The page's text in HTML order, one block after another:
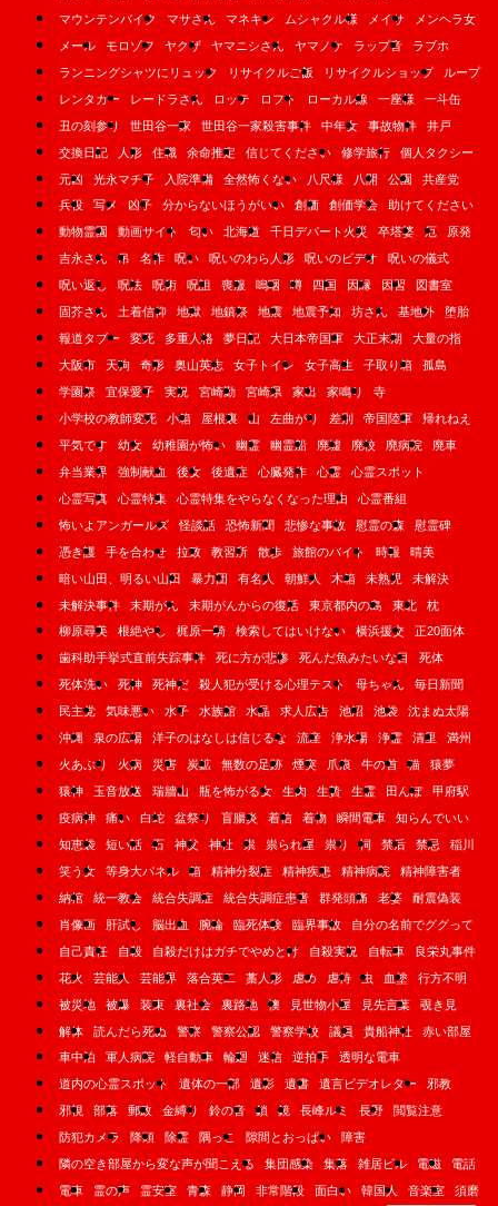
マウンテンバイク
マサさん マネキン ムシャクル様 メイサ
メンヘラ女
メール
モロゾフ ヤクザ ヤマニシさん ヤマノケ ラップ音
ラブホ
ランニングシャツにリュック
リサイクルご飯 リサイクルショップ
ループ
レンタカー
レードラさん ロッテ ロフト ローカル線 一座様
一斗缶
丑の刻参り
世田谷一家 世田谷一家殺害事件 中年女 事故物件
井戸
交換日記
人形 住職 余命推定 信じてください 修学旅行
個人タクシー
元凶
光永マチ子 入院準備 全然怖くない 八尺様 八開 公園
共産党
兵役
写メ 凶子 分からないほうがいい 創価 創価学会
助けてください
動物霊園
動画サイト 匂い 北海道 千日デパート火災 卒塔婆 厄
原発
吉永さん
吊 名作 呪い 呪いのわら人形 呪いのビデオ
呪いの儀式
呪い返し
呪法 呪術 呪詛 喪服 嗚咽 噂 四国 因縁 因習
図書室
固芥さん
土着信仰 地獄 地鎮祭 地震 地震予知 坊さん 基地外
堕胎
報道タブー
変死 多重人格 夢日記 大日本帝国軍 大正末期
大量の指
大阪市
天狗 奇形 奥山英志 女子トイレ 女子高生 子取り箱
孤島
学園祭
宜保愛子 実況 宮崎勤 宮崎県 家出 家鳴り
寺
小学校の教師変死
小箱 屋根裏 山 左曲がり 差別 帝国陸軍
帰れねえ
平気です
幼女 幼稚園が怖い 幽霊 幽霊船 廃墟 廃校 廃病院
廃車
弁当業界
強制献血 後女 後遺症 心臓発作 心霊
心霊スポット
心霊写真
心霊特集 心霊特集をやらなくなった理由
心霊番組
怖いよアンガールズ
怪談話 恐怖新聞 悲惨な事故 慰霊の森
慰霊碑
憑き護
手を合わせ 拉致 教習所 散歩 旅館のバイト 時報
晴美
暗い山田、明るい山田
暴力団 有名人 朝鮮人 木箱 未熟児
未解決
未解決事件
末期がん 末期がんからの復活 東京都内の島 東北
枕
柳原尋美
根絶やし 梶原一騎 検索してはいけない 横浜援交
正20面体
歯科助手挙式直前失踪事件
死に方が悲惨 死んだ魚みたいな目
死体
死体洗い
死神 死神だ 殺人犯が受ける心理テスト 母ちゃん
毎日新聞
民主党
気味悪い 水子 水族館 水晶 求人広告 池沼 池袋
沈まぬ太陽
沖縄
泉の広場 洋子のはなしは信じるな 流産 浄水場 浄霊 清里
満州
火あぶり
火病 災害 炭鉱 無数の足跡 煙突 爪痕 牛の首 猫
猿夢
猿神
玉音放送 瑞牆山 瓶を怖がる女 生肉 生贄 生霊 田んぼ
甲府駅
疫病神
痛い 白蛇 盆祭り 盲腸炎 着信 着物 瞬間電車
知らんでいい
知恵袋
短い話 石 神父 神社 祟 祟られ屋 祟り 祠 禁后 禁忌
稲川
笑う女
等身大パネル 箱 精神分裂症 精神疾患 精神病院
精神障害者
納棺
統一教会 統合失調症 統合失調症患者 群発頭痛 老婆
耐震偽装
肖像画
肝試し 脳出血 腕輪 臨死体験 臨界事故
自分の名前でググって
自己責任
自殺 自殺だけはガチでやめとけ 自殺実況 自転車
良栄丸事件
花火
芸能人 芸能界 落合英二 藁人形 虐め 虐待 虫 血塗
行方不明
被災地
被爆 装束 裏社会 裏路地 襖 見世物小屋 見先言葉
覗き見
解体
読んだら死ぬ 警察 警察公認 警察学校 議員 貴船神社
赤い部屋
車中泊
軍人病院 軽自動車 輪廻 迷信 逆拍手
透明な電車
道内の心霊スポット
遺体の一部 遺影 遺書 遺言ビデオレター
邪教
邪視
部落 郵政 金縛り 鈴の音 鎖 鏡 長峰ルミ 長野
閲覧注意
防犯カメラ
降頭 除霊 隅っこ 隙間とおっぱい
障害
隣の空き部屋から変な声が聞こえる
集団感染 集落 雑居ビル 電磁
電話
電車
霊の声 霊安室 青森 静岡 非常階段 面白い 韓国人 音楽室 須磨